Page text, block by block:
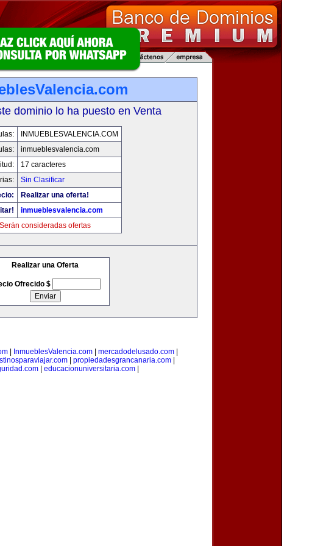
dominio lo ha puesto en Venta
INMUEBLESVALENCIA.COM
inmueblesvalencia.com
17 caracteres
Sin Clasificar
Realizar una oferta!
inmueblesvalencia.com
Serán consideradas ofertas
Realizar una Oferta
Ofrecido $
InmueblesValencia.com mercadodelusado.com
| propiedadesgrancanaria.com|
| educacionuniversitaria.com|